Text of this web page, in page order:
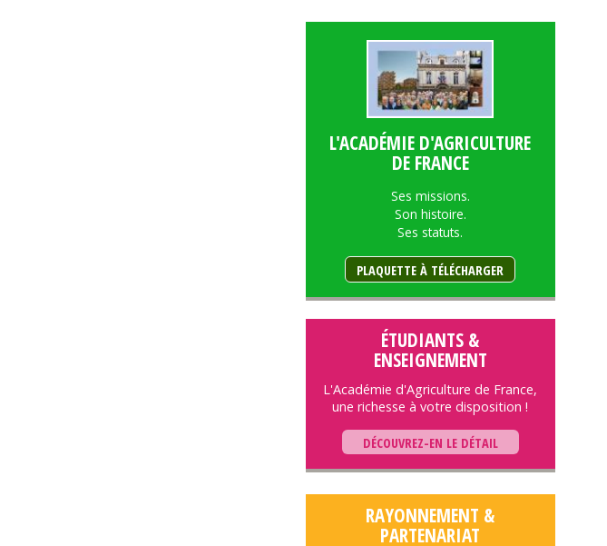
L'ACADÉMIE D'AGRICULTURE
DE FRANCE
Ses missions.
Son histoire.
Ses statuts.
PLAQUETTE À TÉLÉCHARGER
ÉTUDIANTS &
ENSEIGNEMENT
L'Académie d'Agriculture de France,
une richesse à votre disposition !
DÉCOUVREZ-EN LE DÉTAIL
RAYONNEMENT &
PARTENARIAT